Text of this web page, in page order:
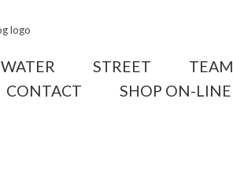
WATER STREET
TEAM
CONTACT SHOP ON-LINE